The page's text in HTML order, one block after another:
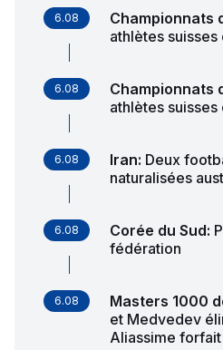
6.08 Championnats
athlètes
6.08 Championnats
athlètes
6.08 Iran: Deux
naturalisées
6.08 Corée du Sud:
fédération
6.08 Masters 1000
et Medvedev
Aliassime forfait